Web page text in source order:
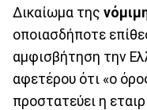
Δικαίωμα της
οποιασδήποτε
αμφισβήτηση την
αφετέρου ότι «ο
προστατεύει η